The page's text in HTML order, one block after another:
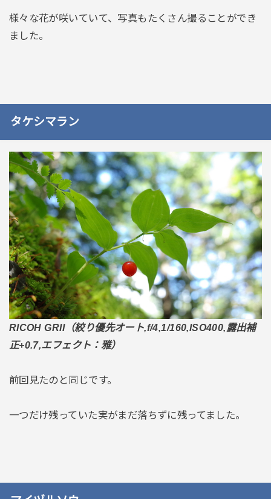
様々な花が咲いていて、写真もたくさん撮ることができ
ました。
タケシマラン
RICOH GRII（絞り優先オート,f/4,1/160,ISO400,露出補
正+0.7,エフェクト：雅）
前回見たのと同じです。
一つだけ残っていた実がまだ落ちずに残ってました。